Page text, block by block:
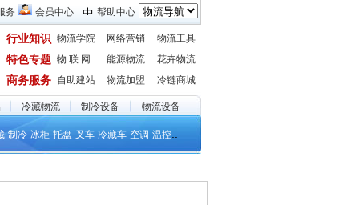
务 会员中心 帮助中心
行业知识 物流学院 网络营销 物流工具
特色专题 物 联 网 能源物流 花卉物流
商务服务 自助建站 物流加盟 冷链商城
冷藏物流 制冷设备 物流设备
制冷 冰柜 托盘 叉车 冷藏车 空调 温控